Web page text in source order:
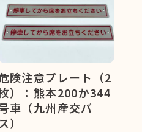
険注意プレート（2
）：熊本200か344
車（九州産交バ
）